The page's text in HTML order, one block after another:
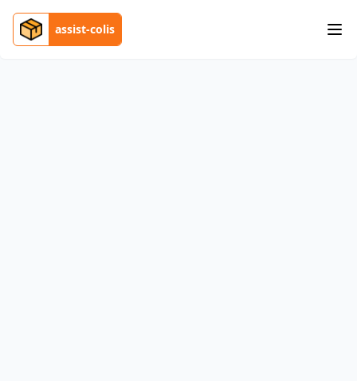
assist-colis